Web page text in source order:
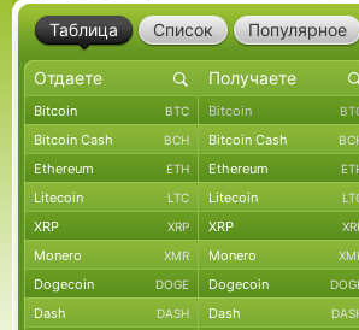
Таблица Список Популярное
Bitcoin BTC Bitcoin
Bitcoin Cash BCH Bitcoin Cash
Ethereum ETH Ethereum
Litecoin LTC Litecoin
XRP XRP XRP
Monero XMR Monero
Dogecoin DOGE Dogecoin
Dash DASH Dash